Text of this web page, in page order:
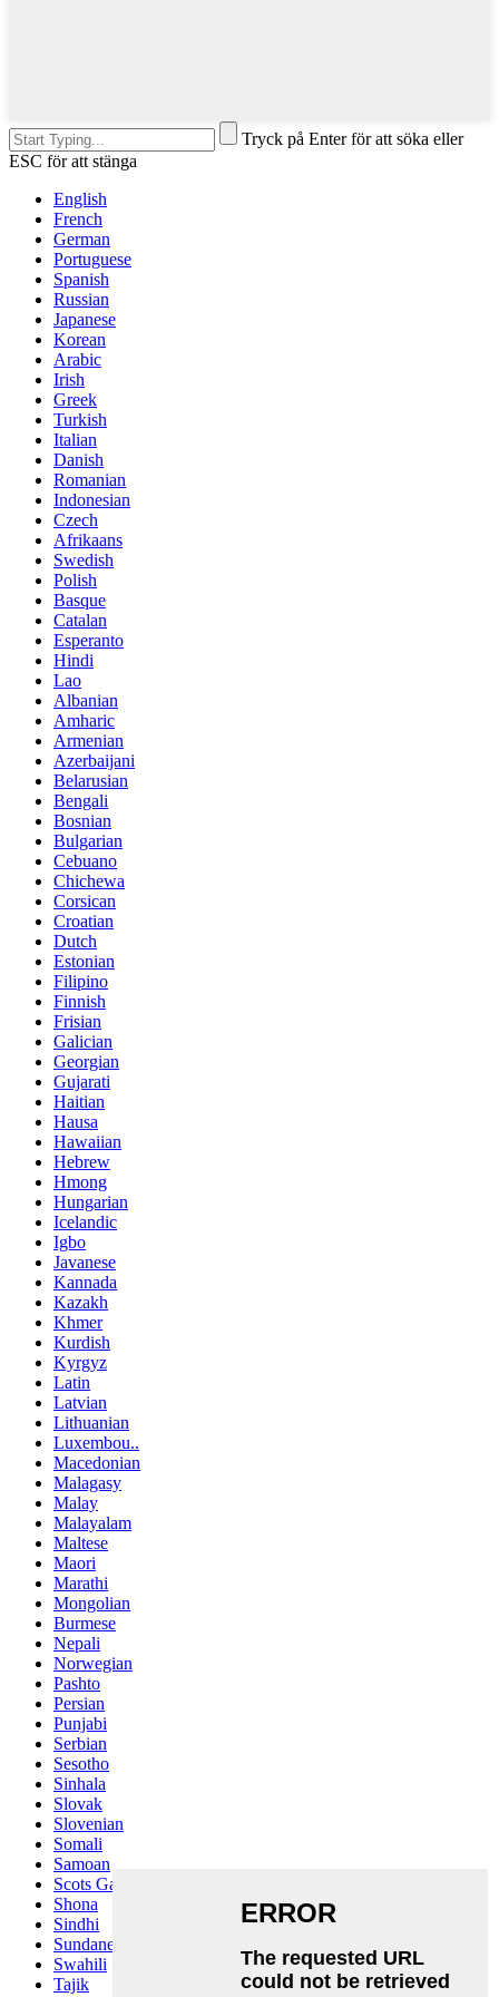
Tryck på Enter för att söka eller
ESC för att stänga
English
French
German
Portuguese
Spanish
Russian
Japanese
Korean
Arabic
Irish
Greek
Turkish
Italian
Danish
Romanian
Indonesian
Czech
Afrikaans
Swedish
Polish
Basque
Catalan
Esperanto
Hindi
Lao
Albanian
Amharic
Armenian
Azerbaijani
Belarusian
Bengali
Bosnian
Bulgarian
Cebuano
Chichewa
Corsican
Croatian
Dutch
Estonian
Filipino
Finnish
Frisian
Galician
Georgian
Gujarati
Haitian
Hausa
Hawaiian
Hebrew
Hmong
Hungarian
Icelandic
Igbo
Javanese
Kannada
Kazakh
Khmer
Kurdish
Kyrgyz
Latin
Latvian
Lithuanian
Luxembou..
Macedonian
Malagasy
Malay
Malayalam
Maltese
Maori
Marathi
Mongolian
Burmese
Nepali
Norwegian
Pashto
Persian
Punjabi
Serbian
Sesotho
Sinhala
Slovak
Slovenian
Somali
Samoan
Scots Gaelic
Shona
Sindhi
Sundanese
Swahili
Tajik